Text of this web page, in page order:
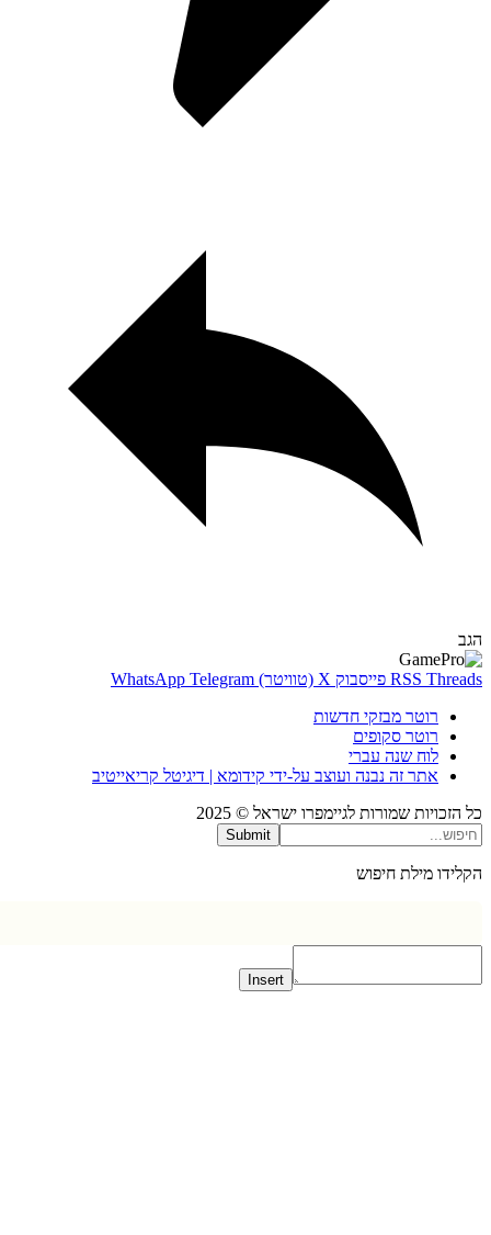
RSS פייסבוק X (טוויטר) WhatsApp Telegram
רוטר מבזקי חדשות
רוטר סקופים
לוח שנה עברי
אתר זה נבנה ועוצב על-ידי קידומא | דיגיטל קריאייטיב
שמורות לגיימפרו ישראל © 2025
Submit
מילת חיפוש
Insert